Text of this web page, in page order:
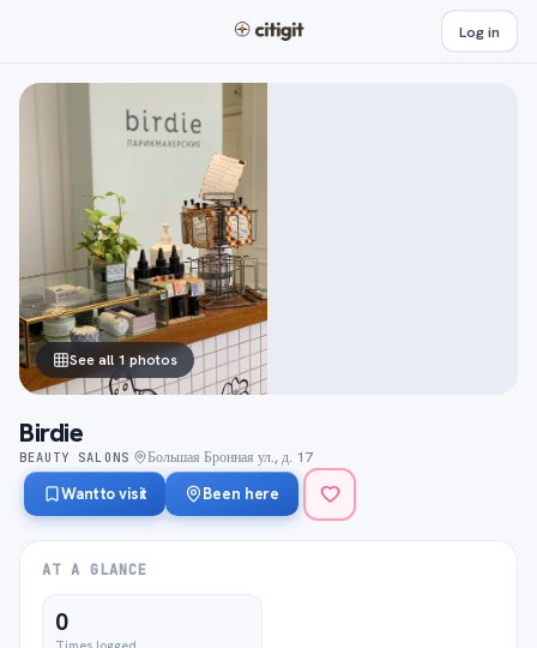
Log in
See all 1 photos
Birdie
BEAUTY SALONS· Большая Бронная ул., д. 17
Want to visit Been here
AT A GLANCE
0